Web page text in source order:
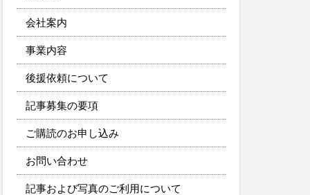
会社案内
事業内容
後援依頼について
記事募集の要項
ご購読のお申し込み
お問い合わせ
記事および写真のご利用について